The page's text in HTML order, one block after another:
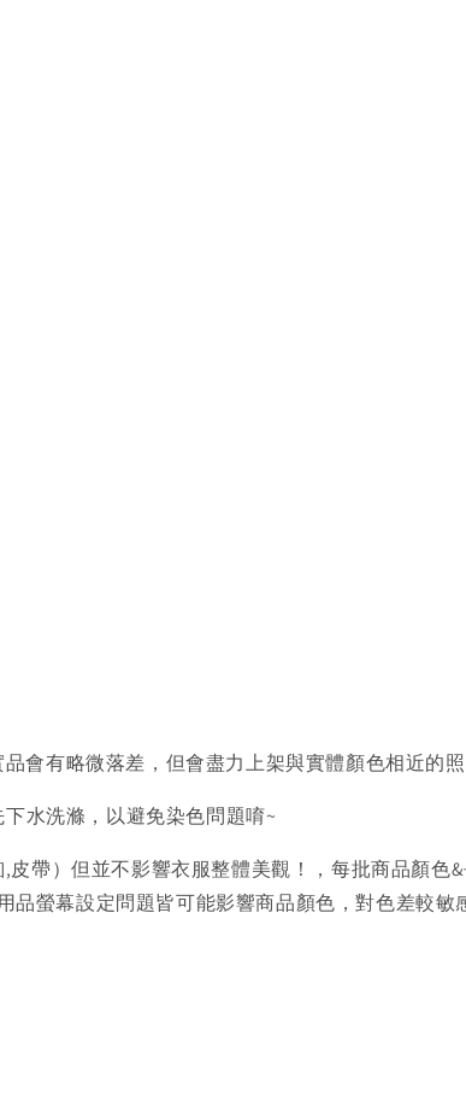
有略微落差，但會盡力上架與實體顏色相近的照
水洗滌，以避免染色問題唷~
帶）但並不影響衣服整體美觀！，每批商品顏色
螢幕設定問題皆可能影響商品顏色，對色差較敏